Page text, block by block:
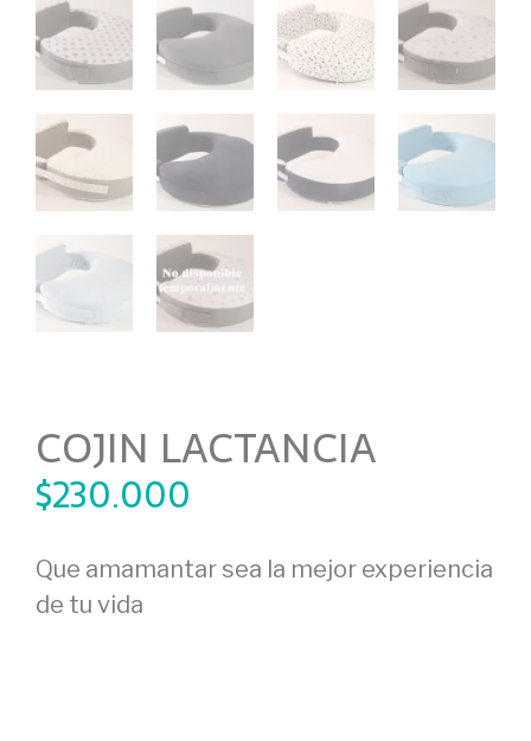
COJIN LACTANCIA
$230.000
Que amamantar sea la mejor experiencia
de tu vida